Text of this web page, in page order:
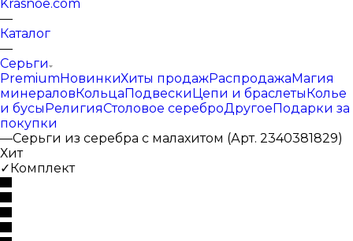
Krasnoe.com
—
Каталог
—
Серьги
PremiumНовинкиХиты продажРаспродажаМагия
минераловКольцаПодвескиЦепи и браслетыКолье
и бусыРелигияСтоловое сереброДругоеПодарки за
покупки
—Серьги из серебра с малахитом (Арт. 2340381829)
Хит
✓Комплект